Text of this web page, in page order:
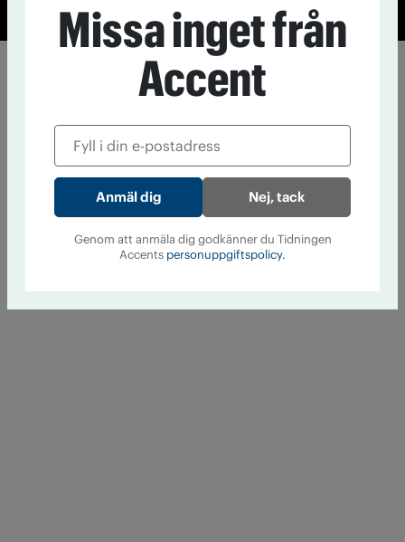
Missa inget från
Accent
Nej, tack
Genom att anmäla dig godkänner du Tidningen
Accents personuppgiftspolicy.